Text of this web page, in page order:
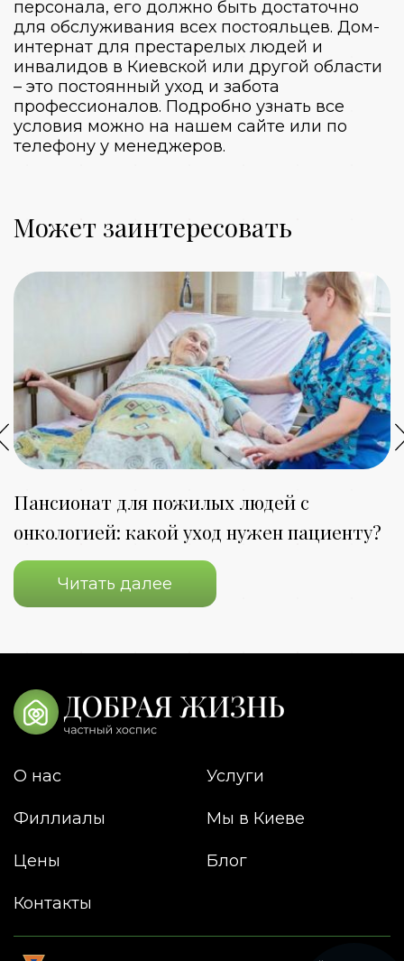
персонала, его должно быть достаточно
для обслуживания всех постояльцев. Дом-
интернат для престарелых людей и
инвалидов в Киевской или другой области
– это постоянный уход и забота
профессионалов. Подробно узнать все
условия можно на нашем сайте или по
телефону у менеджеров.
Может заинтересовать
Пансионат для пожилых людей с
онкологией: какой уход нужен пациенту?
Читать далее
О нас Услуги
Филлиалы Мы в Киеве
Цены Блог
Контакты